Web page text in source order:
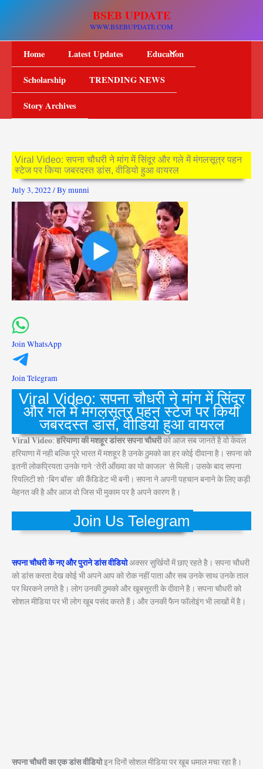
BSEB UPDATE
WWW.BSEBUPDATE.COM
Home Latest Updates Education
Scholarship TRENDING NEWS
Story Archives
Viral Video: सपना चौधरी ने मांग में सिंदूर और गले में मंगलसूत्र पहन
स्टेज पर किया जबरदस्त डांस, वीडियो हुआ वायरल
July 3, 2022/ Bymunni
Join WhatsApp
Join Telegram
Viral Video: सपना चौधरी ने मांग में सिंदूर
और गले में मंगलसूत्र पहन स्टेज पर किया
जबरदस्त डांस, वीडियो हुआ वायरल
Viral Video:हरियाणा की मशहूर डांसर सपना चौधरीको आज सब जानते है वो केवल
हरियाणा में नही बल्कि पूरे भारत में मशहूर है उनके ठुमको का हर कोई दीवाना है। सपना को
इतनी लोकप्रियता उनके गाने ‘तेरी आँख्या का यो काजल’ से मिली। उसके बाद सपना
रियलिटी शो ‘बिग बॉस’ की कैंडिडेट भी बनी। सपना ने अपनी पहचान बनाने के लिए कड़ी
मेहनत की है और आज वो जिस भी मुकाम पर है अपने कारण है।
Join Us Telegram
सपना चौधरी के नए और पुराने डांस वीडियोअक्सर सुर्खियों में छाए रहते है। सपना चौधरी
को डांस करता देख कोई भी अपने आप को रोक नहीं पाता और सब उनके साथ उनके ताल
पर थिरकने लगते है। लोग उनकी ठुमको और खूबसूरती के दीवाने है। सपना चौधरी को
सोशल मीडिया पर भी लोग खूब पसंद करते हैं। और उनकी फैन फॉलोइंग भी लाखों में है।
सपना चौधरी का एक डांस वीडियोइन दिनों सोशल मीडिया पर खूब धमाल मचा रहा है।